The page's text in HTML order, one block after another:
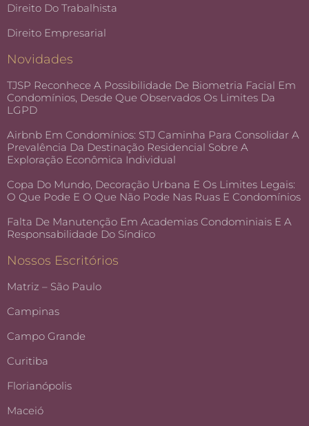
Direito Do Trabalhista
Direito Empresarial
Novidades
TJSP Reconhece A Possibilidade De Biometria Facial Em
Condomínios, Desde Que Observados Os Limites Da
LGPD
Airbnb Em Condomínios: STJ Caminha Para Consolidar A
Prevalência Da Destinação Residencial Sobre A
Exploração Econômica Individual
Copa Do Mundo, Decoração Urbana E Os Limites Legais:
O Que Pode E O Que Não Pode Nas Ruas E Condomínios
Falta De Manutenção Em Academias Condominiais E A
Responsabilidade Do Síndico
Nossos Escritórios
Matriz – São Paulo
Campinas
Campo Grande
Curitiba
Florianópolis
Maceió